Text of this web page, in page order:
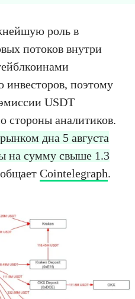
роль в
потоков внутри
инвесторов, поэтому
USDT
стороны аналитиков.
дна 5 августа
на сумму свыше 1.3
Cointelegraph.